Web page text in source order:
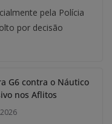
pela Polícia
por decisão
G6 contra o Náutico
nos Aflitos